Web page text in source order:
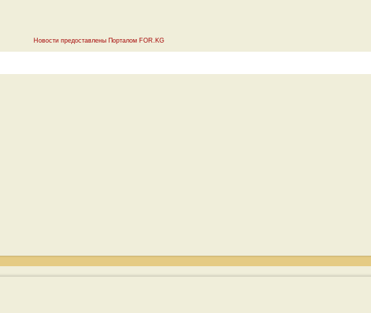
Новости предоставлены Порталом FOR.KG